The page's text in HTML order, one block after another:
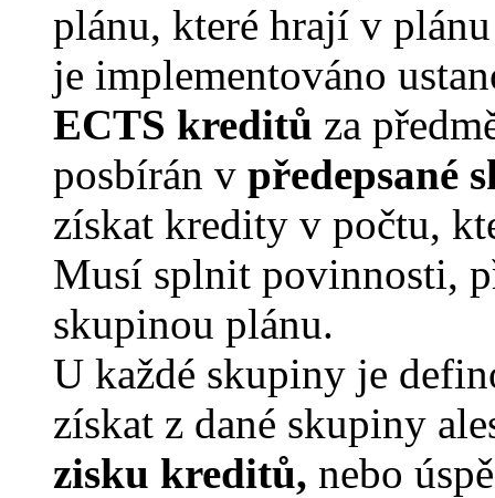
plánu, které hrají v
je implementováno
ECTS kreditů za
posbírán v předepsané
získat kredity v počtu,
Musí splnit povinnosti,
skupinou plánu.
U každé skupiny je
získat z dané skupiny
zisku kreditů, nebo